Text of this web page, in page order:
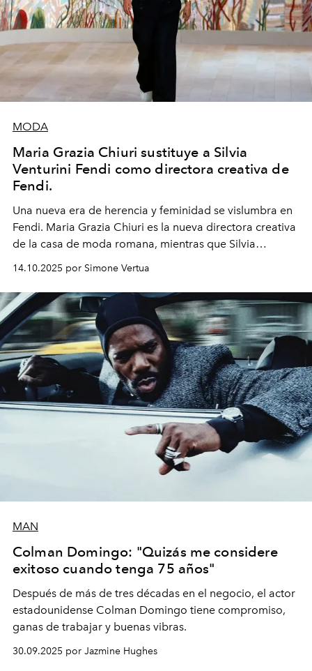
MODA
Maria Grazia Chiuri sustituye a Silvia
Venturini Fendi como directora creativa de
Fendi.
Una nueva era de herencia y feminidad se vislumbra en
Fendi. Maria Grazia Chiuri es la nueva directora creativa
de la casa de moda romana, mientras que Silvia
14.10.2025 por Simone Vertua
MAN
Colman Domingo: "Quizás me considere
exitoso cuando tenga 75 años"
Después de más de tres décadas en el negocio, el actor
estadounidense Colman Domingo tiene compromiso,
ganas de trabajar y buenas vibras.
30.09.2025 por Jazmine Hughes